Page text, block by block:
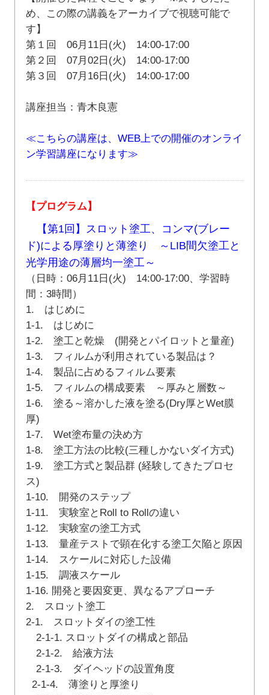
め、この際の講義をアーカイブで視聴可能で
す】
第１回 06月11日(火) 14:00-17:00
第２回 07月02日(火) 14:00-17:00
第３回 07月16日(火) 14:00-17:00
講座担当：青木良憲
≪こちらの講座は、WEB上での開催のオンライ
ン学習講座になります≫
【プログラム】
【第1回】スロット塗工、コンマ(ブレー
ド)による厚塗りと薄塗り ～LIB間欠塗工と
光学用途の薄層均一塗工～
（日時：06月11日(火) 14:00-17:00、学習時
間：3時間）
1. はじめに
1-1. はじめに
1-2. 塗工と乾燥 (開発とパイロットと量産)
1-3. フィルムが利用されている製品は？
1-4. 製品に占めるフィルム要素
1-5. フィルムの構成要素 ～厚みと層数～
1-6. 塗る～溶かした液を塗る(Dry厚とWet膜
厚)
1-7. Wet塗布量の決め方
1-8. 塗工方法の比較(三種しかないダイ方式)
1-9. 塗工方式と製品群 (経験してきたプロセ
ス)
1-10. 開発のステップ
1-11. 実験室とRoll to Rollの違い
1-12. 実験室の塗工方式
1-13. 量産テストで顕在化する塗工欠陥と原因
1-14. スケールに対応した設備
1-15. 調液スケール
1-16. 開発と要因変更、異なるアプローチ
2. スロット塗工
2-1. スロットダイの塗工性
2-1-1. スロットダイの構成と部品
2-1-2. 給液方法
2-1-3. ダイヘッドの設置角度
2-1-4. 薄塗りと厚塗り